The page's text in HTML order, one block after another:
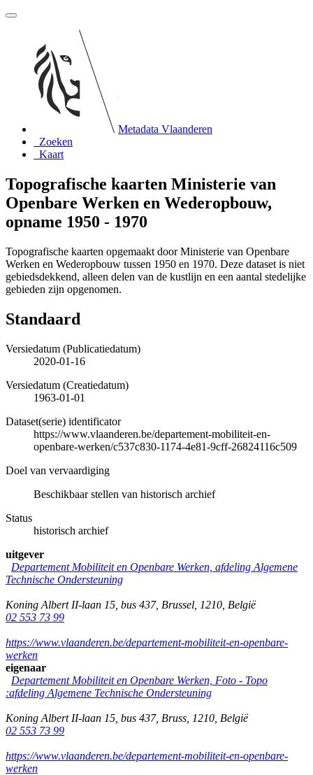
Metadata Vlaanderen
Zoeken
Kaart
Topografische kaarten Ministerie van
Openbare Werken en Wederopbouw,
opname 1950 - 1970
Topografische kaarten opgemaakt door Ministerie van Openbare
Werken en Wederopbouw tussen 1950 en 1970. Deze dataset is niet
gebiedsdekkend, alleen delen van de kustlijn en een aantal stedelijke
gebieden zijn opgenomen.
Standaard
Versiedatum (Publicatiedatum)
2020-01-16
Versiedatum (Creatiedatum)
1963-01-01
Dataset(serie) identificator
https://www.vlaanderen.be/departement-mobiliteit-en-
openbare-werken/c537c830-1174-4e81-9cff-26824116c509
Doel van vervaardiging
Beschikbaar stellen van historisch archief
Status
historisch archief
uitgever
Departement Mobiliteit en Openbare Werken, afdeling Algemene
Technische Ondersteuning
Koning Albert II-laan 15, bus 437, Brussel 1210 België
02 553 73 99
https://www.vlaanderen.be/departement-mobiliteit-en-openbare-
werken
eigenaar
Departement Mobiliteit en Openbare Werken, Foto - Topo
:afdeling Algemene Technische Ondersteuning
Koning Albert II-laan 15, bus 437, Bruss 1210 België
02 553 73 99
https://www.vlaanderen.be/departement-mobiliteit-en-openbare-
werken